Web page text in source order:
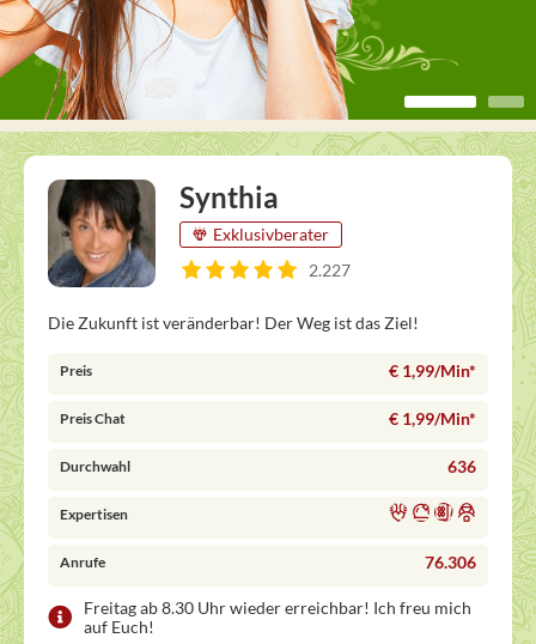
Synthia
Exklusivberater
2.227
Die Zukunft ist veränderbar! Der Weg ist das Ziel!
Preis € 1,99/Min*
Preis Chat € 1,99/Min*
Durchwahl 636
Expertisen
Anrufe 76.306
Freitag ab 8.30 Uhr wieder erreichbar! Ich freu mich
auf Euch!